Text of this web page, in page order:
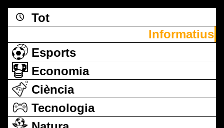
Tot
Informatius
Esports
Economia
Ciència
Tecnologia